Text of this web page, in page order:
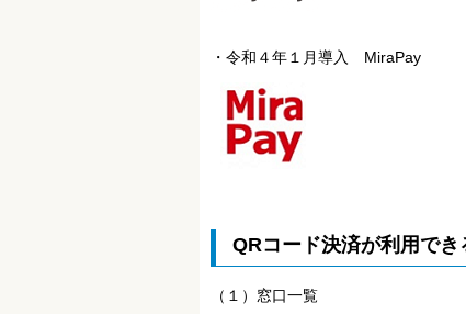
・ 令和４年１月導入 MiraPay
QRコード決済が利用で
（１）窓口一覧